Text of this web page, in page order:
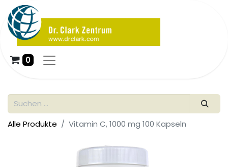
0
Alle Produkte Vitamin C, 1000 mg 100 Kapseln